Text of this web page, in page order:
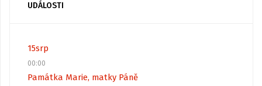
UDÁLOSTI
15srp
00:00
Památka Marie, matky Páně